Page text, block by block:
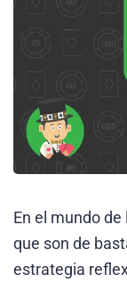
En el mundo de
que son de
estrategia